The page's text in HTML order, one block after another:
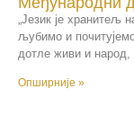
„Језик је хранитељ
љубимо и
дотле живи и
Опширније »